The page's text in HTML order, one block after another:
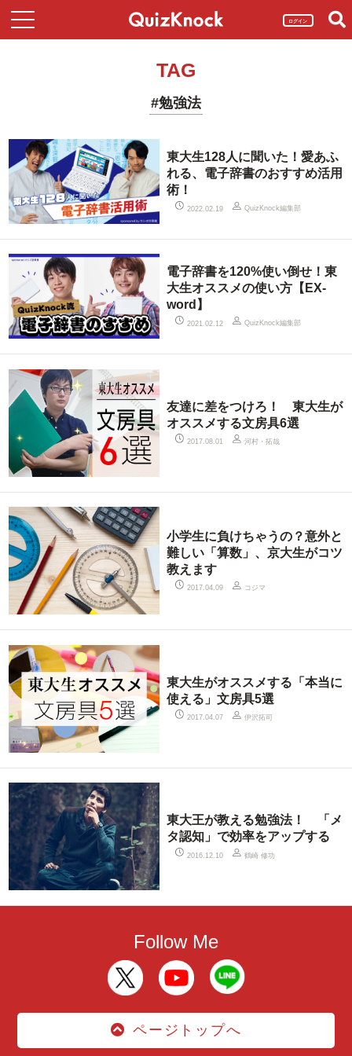
ログイン
TAG
#勉強法
東大生128人に聞いた！愛あふ
れる、電子辞書のおすすめ活用
術！
2022.02.19 QuizKnock編集部
電子辞書を120%使い倒せ！東
大生オススメの使い方【EX-
word】
2021.02.12 QuizKnock編集部
友達に差をつけろ！ 東大生が
オススメする文房具6選
2017.08.01 河村・拓哉
小学生に負けちゃうの？意外と
難しい「算数」、京大生がコツ
教えます
2017.04.09 コジマ
東大生がオススメする「本当に
使える」文房具5選
2017.04.07 伊沢拓司
東大王が教える勉強法！ 「メ
タ認知」で効率をアップする
2016.12.10 鶴崎 修功
Follow Me
ページトップへ